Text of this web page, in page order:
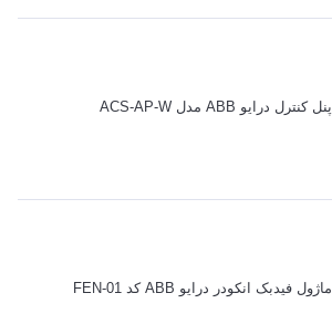
پنل کنترل درایو ABB مدل ACS-AP-W
ماژول فیدبک انکودر درایو ABB کد FEN-01